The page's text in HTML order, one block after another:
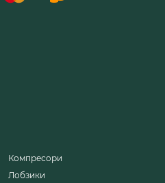
Компресори
Лобзики